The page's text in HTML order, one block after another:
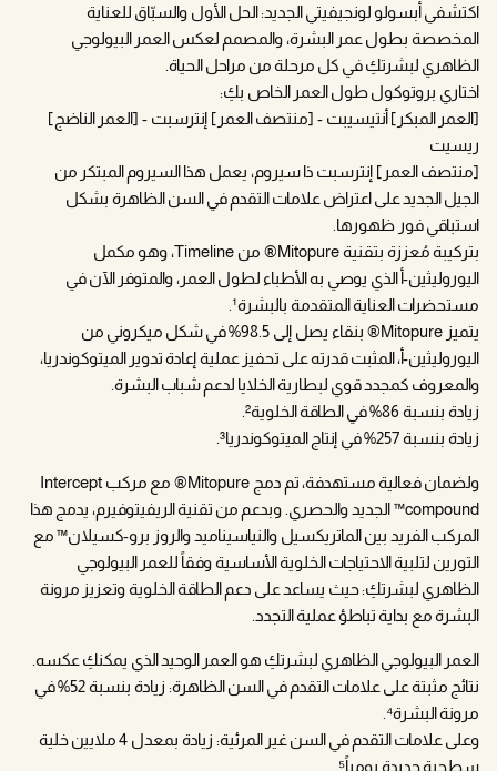
اكتشفي أبسولو لونجيفيتي الجديد: الحل الأول والسبّاق للعناية
المخصصة بطول عمر البشرة، والمصمم لعكس العمر البيولوجي
الظاهري لبشرتكِ في كل مرحلة من مراحل الحياة.
اختاري بروتوكول طول العمر الخاص بكِ:
[العمر المبكر] أنتيسيبت - [منتصف العمر] إنترسبت - [العمر الناضج]
ريسيت
[منتصف العمر] إنترسبت ذا سيروم، يعمل هذا السيروم المبتكر من
الجيل الجديد على اعتراض علامات التقدم في السن الظاهرة بشكل
استباقي فور ظهورها.
بتركيبة مُعززة بتقنية Mitopure® من Timeline، وهو مكمل
اليوروليثين-أ الذي يوصي به الأطباء لطول العمر، والمتوفر الآن في
مستحضرات العناية المتقدمة بالبشرة¹.
يتميز Mitopure® بنقاء يصل إلى 98.5% في شكل ميكروني من
اليوروليثين-أ، المثبت قدرته على تحفيز عملية إعادة تدوير الميتوكوندريا،
والمعروف كمجدد قوي لبطارية الخلايا لدعم شباب البشرة.
زيادة بنسبة 86% في الطاقة الخلوية².
زيادة بنسبة 257% في إنتاج الميتوكوندريا³.
ولضمان فعالية مستهدفة، تم دمج Mitopure® مع مركب Intercept
compound™ الجديد والحصري. وبدعم من تقنية الريفيتوفيرم، يدمج هذا
المركب الفريد بين الماتريكسيل والنياسيناميد والروز برو-كسيلان™ مع
التورين لتلبية الاحتياجات الخلوية الأساسية وفقاً للعمر البيولوجي
الظاهري لبشرتكِ: حيث يساعد على دعم الطاقة الخلوية وتعزيز مرونة
البشرة مع بداية تباطؤ عملية التجدد.
العمر البيولوجي الظاهري لبشرتكِ هو العمر الوحيد الذي يمكنكِ عكسه.
نتائج مثبتة على علامات التقدم في السن الظاهرة: زيادة بنسبة 52% في
مرونة البشرة⁴.
وعلى علامات التقدم في السن غير المرئية: زيادة بمعدل 4 ملايين خلية
سطحية جديدة يومياً⁵.